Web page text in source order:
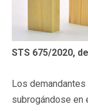
STS 675/2020,
Los
subrogándose en